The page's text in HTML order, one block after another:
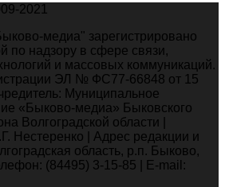
2021
медиа" зарегистрировано
по надзору в сфере связи,
и массовых коммуникаций.
ЭЛ № ФС77-66848 от 15
Муниципальное
«Быково-медиа» Быковского
Волгоградской области |
Нестеренко | Адрес редакции и
область, р.п. Быково,
(84495) 3-15-85 | E-mail: